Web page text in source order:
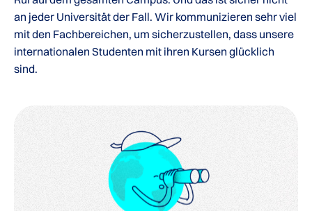
an jeder Universität der Fall. Wir kommunizieren sehr viel
mit den Fachbereichen, um sicherzustellen, dass unsere
internationalen Studenten mit ihren Kursen glücklich
sind.